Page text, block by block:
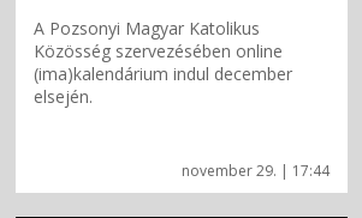
november 29. | 17:44
A Pozsonyi Magyar Katolikus
Közösség szervezésében online
(ima)kalendárium indul december
elsején.